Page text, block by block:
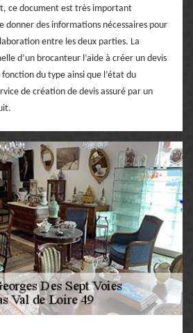
ce document est très important
donner des informations nécessaires pour
entre les deux parties. La
d’un brocanteur l’aide à créer un devis
du type ainsi que l’état du
de création de devis assuré par un